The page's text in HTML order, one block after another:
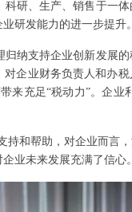
科研、生产、销售于一
研发能力的进一步提升
支持企业创新发展的
企业财务负责人和办
来充足“税动力”。企
和帮助，对企业而言
业未来发展充满了信心